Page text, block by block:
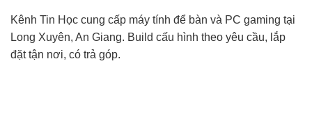
Kênh Tin Học cung cấp máy tính để bàn và PC gaming tại
Long Xuyên, An Giang. Build cấu hình theo yêu cầu, lắp
đặt tận nơi, có trả góp.